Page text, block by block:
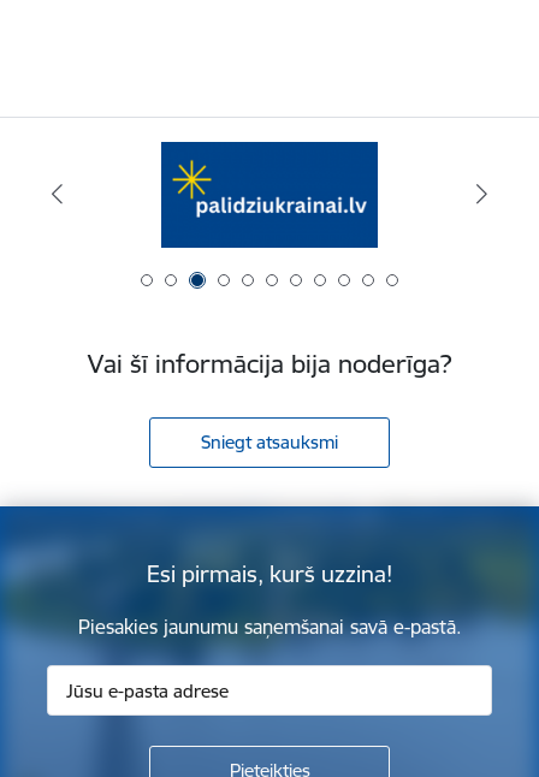
Vai šī informācija bija noderīga?
Sniegt atsauksmi
Esi pirmais, kurš uzzina!
Piesakies jaunumu saņemšanai savā e-pastā.